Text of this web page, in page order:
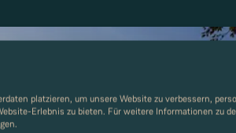
platzieren, um unsere Website zu verbessern,
Erlebnis zu bieten. Für weitere Informationen zu